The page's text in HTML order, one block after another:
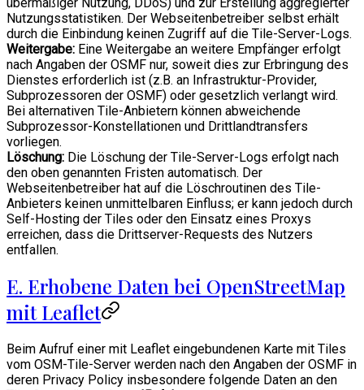
Nutzungsstatistiken. Der Webseitenbetreiber selbst erhält
durch die Einbindung keinen Zugriff auf die Tile-Server-Logs.
Weitergabe: Eine Weitergabe an weitere Empfänger erfolgt
nach Angaben der OSMF nur, soweit dies zur Erbringung des
Dienstes erforderlich ist (z.B. an Infrastruktur-Provider,
Subprozessoren der OSMF) oder gesetzlich verlangt wird.
Bei alternativen Tile-Anbietern können abweichende
Subprozessor-Konstellationen und Drittlandtransfers
vorliegen.
Löschung: Die Löschung der Tile-Server-Logs erfolgt nach
den oben genannten Fristen automatisch. Der
Webseitenbetreiber hat auf die Löschroutinen des Tile-
Anbieters keinen unmittelbaren Einfluss; er kann jedoch durch
Self-Hosting der Tiles oder den Einsatz eines Proxys
erreichen, dass die Drittserver-Requests des Nutzers
entfallen.
E. Erhobene Daten bei OpenStreetMap
mit Leaflet
Beim Aufruf einer mit Leaflet eingebundenen Karte mit Tiles
vom OSM-Tile-Server werden nach den Angaben der OSMF in
deren Privacy Policy insbesondere folgende Daten an den